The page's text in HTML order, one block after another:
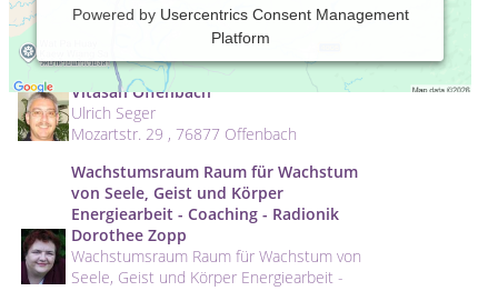
Powered by Usercentrics Consent Management
Platform
VitaAurum München
Vitasan Offenbach
Ulrich Seger
Mozartstr. 29 , 76877 Offenbach
Wachstumsraum Raum für Wachstum
von Seele, Geist und Körper
Energiearbeit - Coaching - Radionik
Dorothee Zopp
Wachstumsraum Raum für Wachstum von
Seele, Geist und Körper Energiearbeit -